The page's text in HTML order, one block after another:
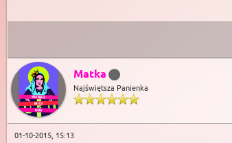
Matka
Najświętsza Panienka
01-10-2015, 15:13